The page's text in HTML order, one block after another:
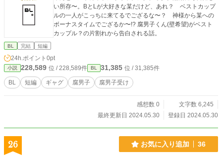
い所存〜。BとLが大好きな某だけど、あれ？ ベストカップ
ルの一人がこっちに来てるでござるな〜？ 神様から某への
ボーナスタイムでござるか〜!? 腐男子くん(壁希望)がベスト
カップル？の片割れから告白される話。
BL 完結 短編
24h.ポイント 0pt
小説 228,589 位 / 228,589件 BL 31,385 位 / 31,385件
BL 短編 ギャグ 腐男子 腐男子受け
感想数 0
文字数 6,245
最終更新日 2024.05.30
登録日 2024.05.30
26 お気に入り追加 36